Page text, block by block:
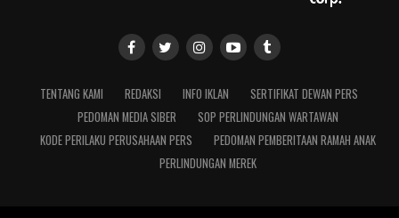
TENTANG KAMI REDAKSI INFO IKLAN
SERTIFIKAT DEWAN PERS
PEDOMAN MEDIA SIBER
SOP PERLINDUNGAN WARTAWAN
KODE PERILAKU PERUSAHAAN PERS
PEDOMAN PEMBERITAAN RAMAH ANAK
PERLINDUNGAN MEREK